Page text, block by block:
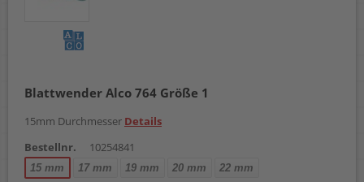
Blattwender Alco 764 Größe 1
15mm Durchmesser Details
Bestellnr.
10254841
15 mm 17 mm 19 mm 20 mm 22 mm